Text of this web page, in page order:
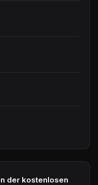
der kostenlosen